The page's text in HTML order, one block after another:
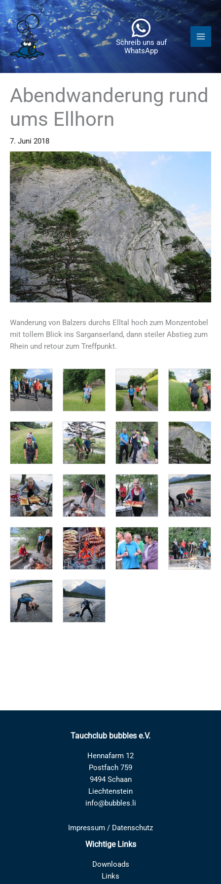
Zum
Inhalt
springen
Schreib uns auf
WhatsApp
Abendwanderung rund
ums Ellhorn
7. Juni 2018
Wanderung von Balzers durchs Elltal hoch zum Monzentobel
mit tollem Blick ins Sarganserland, dann steiler Abstieg zum
Rhein und retour zum Treffpunkt.
Tauchclub bubbles e.V.
Hennafarm 12
Postfach 759
9494 Schaan
Liechtenstein
info@bubbles.li
Impressum / Datenschutz
Wichtige Links
Downloads
Links